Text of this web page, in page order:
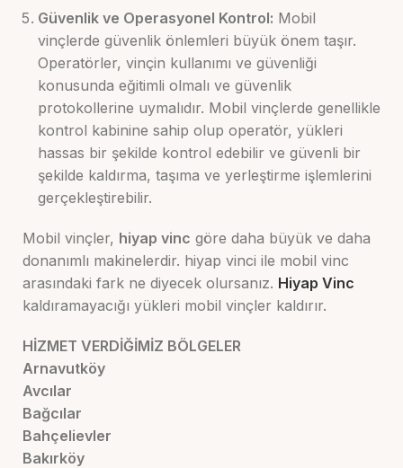
Güvenlik ve Operasyonel Kontrol: Mobil
vinçlerde güvenlik önlemleri büyük önem taşır.
Operatörler, vinçin kullanımı ve güvenliği
konusunda eğitimli olmalı ve güvenlik
protokollerine uymalıdır. Mobil vinçlerde genellikle
kontrol kabinine sahip olup operatör, yükleri
hassas bir şekilde kontrol edebilir ve güvenli bir
şekilde kaldırma, taşıma ve yerleştirme işlemlerini
gerçekleştirebilir.
Mobil vinçler, hiyap vinc göre daha büyük ve daha
donanımlı makinelerdir. hiyap vinci ile mobil vinc
arasındaki fark ne diyecek olursanız. Hiyap Vinc
kaldıramayacığı yükleri mobil vinçler kaldırır.
HİZMET VERDİĞİMİZ BÖLGELER
Arnavutköy
Avcılar
Bağcılar
Bahçelievler
Bakırköy